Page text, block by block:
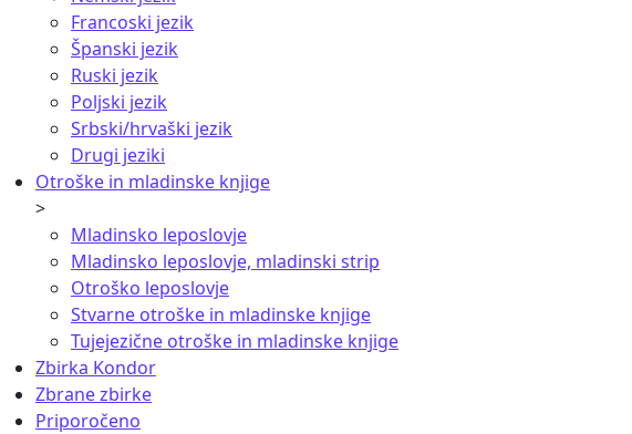
Francoski jezik
Španski jezik
Ruski jezik
Poljski jezik
Srbski/hrvaški jezik
Drugi jeziki
Otroške in mladinske knjige
>
Mladinsko leposlovje
Mladinsko leposlovje, mladinski strip
Otroško leposlovje
Stvarne otroške in mladinske knjige
Tujejezične otroške in mladinske knjige
Zbirka Kondor
Zbrane zbirke
Priporočeno